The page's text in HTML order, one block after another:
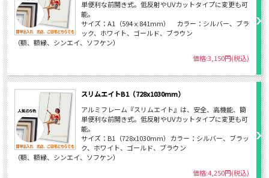
単便利な前開き式。低反射やUVカットタイプに変更も可
能。
サイズ：A1（594ｘ841mm） カラー：シルバー、ブラ
ック、ホワイト、ゴールド、ブラウン
（額、額縁、シンエイ、ソフケン）
価格:3,150円(税込)
スリムエイトB1（728x1030mm）
アルミフレーム『スリムエイト』は、安全、高機能、簡
単便利な前開き式。低反射やUVカットタイプに変更も可
能。
サイズ：B1（728x1030mm）カラー：シルバー、ブラッ
ク、ホワイト、ゴールド、ブラウン
（額、額縁、シンエイ、ソフケン）
価格:4,250円(税込)